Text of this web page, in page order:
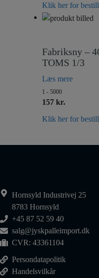
Klik her for
Fabriksny –
TOMS 1/3
Læs mere
1 - 5000
157 kr.
Klik her for
Hornsyld Industrivej 25
8783 Hornsyld
+45 87 52 59 40
salg@jyskpalleimport.dk
CVR: 43361104
Persondatapolitik
Handelsvilkår